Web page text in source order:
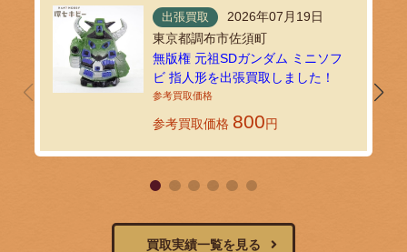
出張買取
2026年07月19日
東京都調布市佐須町
無版権 元祖SDガンダム ミニソフ
ビ 指人形を出張買取しました！
参考買取価格 800円
買取実績一覧を見る